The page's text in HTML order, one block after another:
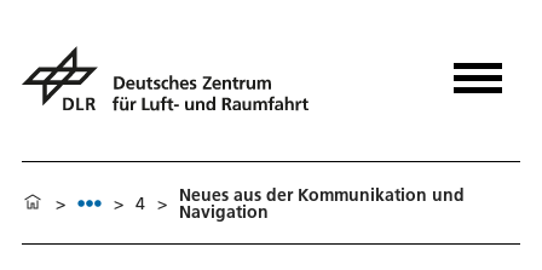
> > 4 > Neues aus der Kommunikation und
Navigation